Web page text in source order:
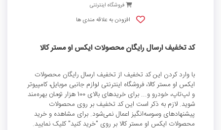
فروشگاه اینترنتی
افزودن به علاقه مندی ها
کد تخفیف ارسال رایگان محصولات ایکس او مستر کالا
با وارد کردن این کد تخفیف از تخفیف ارسال رایگان محصولات
ایکس او مستر کالا، فروشگاه اینترنتی لوازم جانبی موبایل، کامپیوتر
و لپ‌تاپ، خودرو و... برای خریدهای بالای 100 هزار تومان بهره‌مند
شوید. لازم به ذکر است این کد تخفیف بر روی محصولات
پیشنهادهای وسوسه‌انگیز اعمال نمی‌شود. برای مشاهده و خرید
محصولات ایکس او مستر کالا بر روی "خرید کنید" کلیک نمایید.